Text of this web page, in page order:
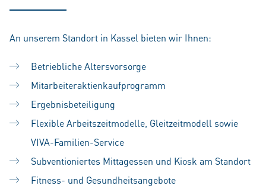
An unserem Standort in Kassel bieten wir Ihnen:
Betriebliche Altersvorsorge
Mitarbeiteraktienkaufprogramm
Ergebnisbeteiligung
Flexible Arbeitszeitmodelle, Gleitzeitmodell sowie
VIVA-Familien-Service
Subventioniertes Mittagessen und Kiosk am Standort
Fitness- und Gesundheitsangebote